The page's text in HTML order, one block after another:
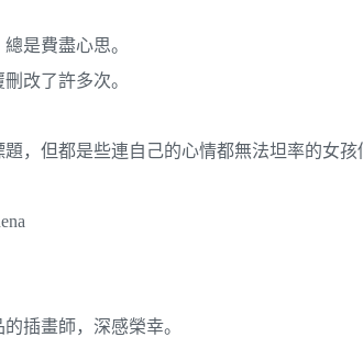
是費盡心思。
改了許多次。
，但都是些連自己的心情都無法坦率的女孩
插畫師，深感榮幸。